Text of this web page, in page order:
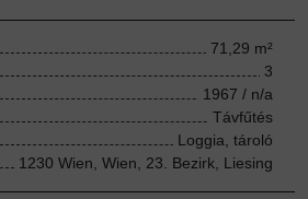
71,29 m²
3
1967 / n/a
Távfűtés
Loggia, tároló
1230 Wien, Wien, 23. Bezirk, Liesing